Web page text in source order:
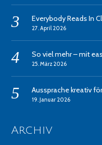
Everybody Reads In
27. April 2026
So viel mehr – mit
25. März 2026
Aussprache kreativ
19. Januar 2026
Archiv